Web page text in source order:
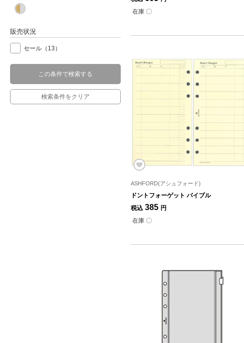
販売状況
セール （13）
この条件で検索する
検索条件をクリア
在庫 〇
ASHFORD(アシュフォード)
ドントフォーゲット バイブル
税込 385 円
在庫 〇